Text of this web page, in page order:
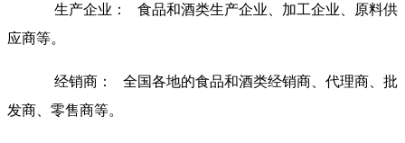
生产企业： 食品和酒类生产企业、加工企业、原料供
应商等。
经销商： 全国各地的食品和酒类经销商、代理商、批
发商、零售商等。